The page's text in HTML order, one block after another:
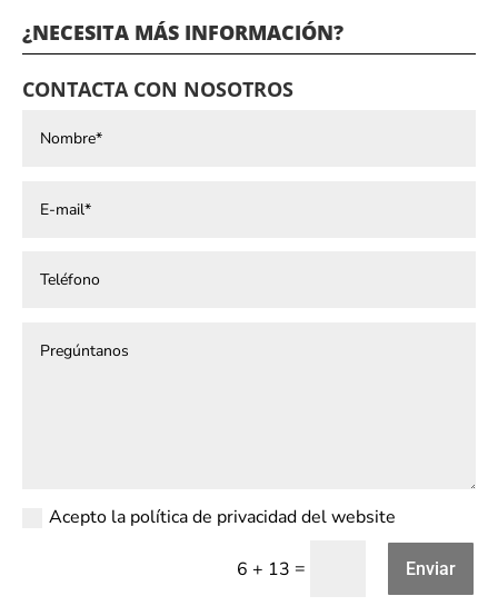
¿NECESITA MÁS INFORMACIÓN?
CONTACTA CON NOSOTROS
Acepto la política de privacidad del website
6 + 13 = Enviar